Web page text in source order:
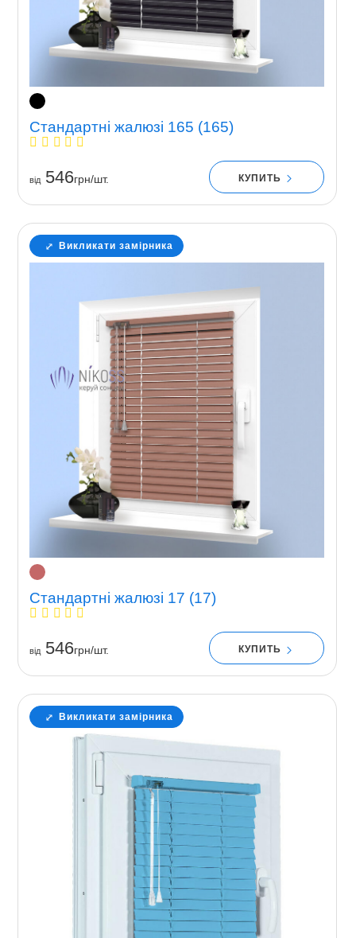
Стандартні жалюзі 165 (165)
вiд546грн/шт. КУПИТЬ
Викликати замірника
Стандартні жалюзі 17 (17)
вiд546грн/шт. КУПИТЬ
Викликати замірника